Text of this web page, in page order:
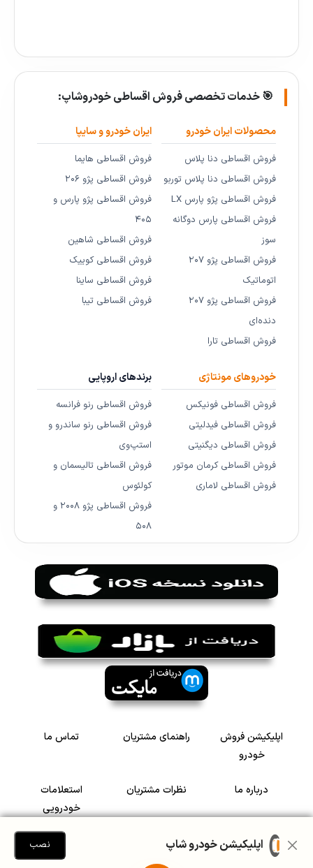
🎯 خدمات تخصصی فروش اقساطی خودروشاپ:
محصولات ایران خودرو
فروش اقساطی دنا پلاس
فروش اقساطی دنا پلاس توربو
فروش اقساطی پژو پارس LX
فروش اقساطی پارس دوگانه
سوز
فروش اقساطی پژو ۲۰۷
اتوماتیک
فروش اقساطی پژو ۲۰۷
دنده‌ای
فروش اقساطی تارا
ایران خودرو و سایپا
فروش اقساطی هایما
فروش اقساطی پژو ۲۰۶
فروش اقساطی پژو پارس و
۴۰۵
فروش اقساطی شاهین
فروش اقساطی کوییک
فروش اقساطی ساینا
فروش اقساطی تیبا
خودروهای مونتاژی
فروش اقساطی فونیکس
فروش اقساطی فیدلیتی
فروش اقساطی دیگنیتی
فروش اقساطی کرمان موتور
فروش اقساطی لاماری
برندهای اروپایی
فروش اقساطی رنو فرانسه
فروش اقساطی رنو ساندرو و
استپ‌وی
فروش اقساطی تالیسمان و
کولئوس
فروش اقساطی پژو ۲۰۰۸ و
۵۰۸
اپلیکیشن فروش
خودرو
راهنمای مشتریان تماس ما
درباره ما نظرات مشتریان
استعلامات
خودرویی
سرمایه گذاری در
رضایت مشتریاناپلیکیشن خودرو شاپ نصب